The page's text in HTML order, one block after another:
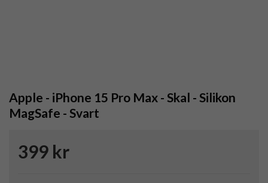
Apple - iPhone 15 Pro Max - Skal - Silikon
MagSafe - Svart
399 kr